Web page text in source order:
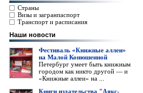
Страны
Визы и загранпаспорт
Транспорт и расписания
Наши новости
Фестиваль «Книжные аллеи»
на Малой Конюшенной
Петербург умеет быть книжным
городом как никто другой — и
«Книжные аллеи» на ...
Книги издательства "Аякс-